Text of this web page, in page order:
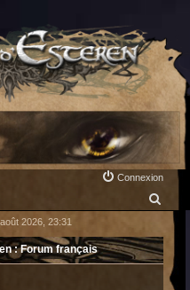
Connexion
c
h
2026, 23:31
: Forum français